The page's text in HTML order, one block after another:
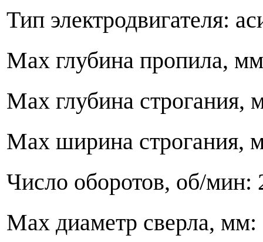
Тип
Max глубина пропила,
Max глубина
Max ширина строгания,
Число оборотов,
Max диаметр сверла, мм: